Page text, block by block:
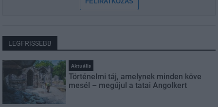
LEGFRISSEBB
Aktuális
Történelmi táj, amelynek minden köve
mesél – megújul a tatai Angolkert